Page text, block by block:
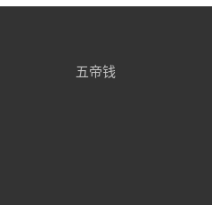
五帝钱